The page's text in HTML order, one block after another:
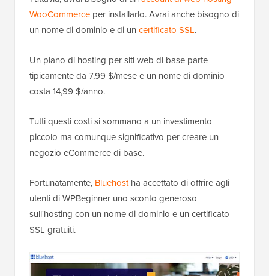
WooCommerce per installarlo. Avrai anche bisogno di
un nome di dominio e di un certificato SSL.
Un piano di hosting per siti web di base parte
tipicamente da 7,99 $/mese e un nome di dominio
costa 14,99 $/anno.
Tutti questi costi si sommano a un investimento
piccolo ma comunque significativo per creare un
negozio eCommerce di base.
Fortunatamente, Bluehostha accettato di offrire agli
utenti di WPBeginner uno sconto generoso
sull'hosting con un nome di dominio e un certificato
SSL gratuiti.